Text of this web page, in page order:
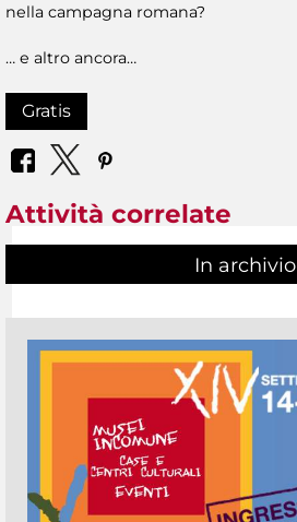
nella campagna romana?
… e altro ancora…
Gratis
Attività correlate
In archivio